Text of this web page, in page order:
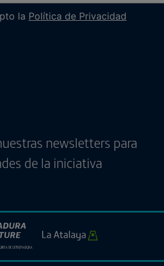
la Política de Privacidad
newsletters para
de la iniciativa